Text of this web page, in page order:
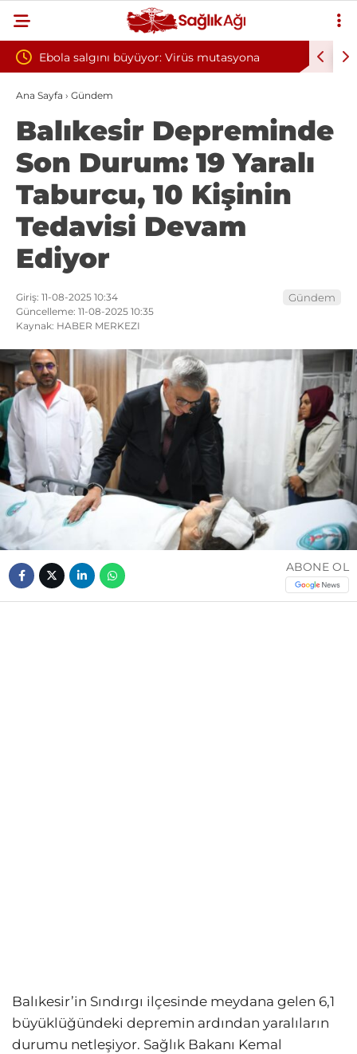
Virüs mutasyona Yılın ilk 6 ayında 10 bini aşkın hasta
Ana Sayfa › Gündem
Balıkesir Depreminde
Son Durum: 19 Yaralı
Taburcu, 10 Kişinin
Tedavisi Devam
Ediyor
Giriş: 11-08-2025 10:34
Güncelleme: 11-08-2025 10:35
Kaynak: HABER MERKEZI
Gündem
ABONE OL
Balıkesir’in Sındırgı ilçesinde meydana gelen 6,1
büyüklüğündeki depremin ardından yaralıların
durumu netleşiyor. Sağlık Bakanı Kemal